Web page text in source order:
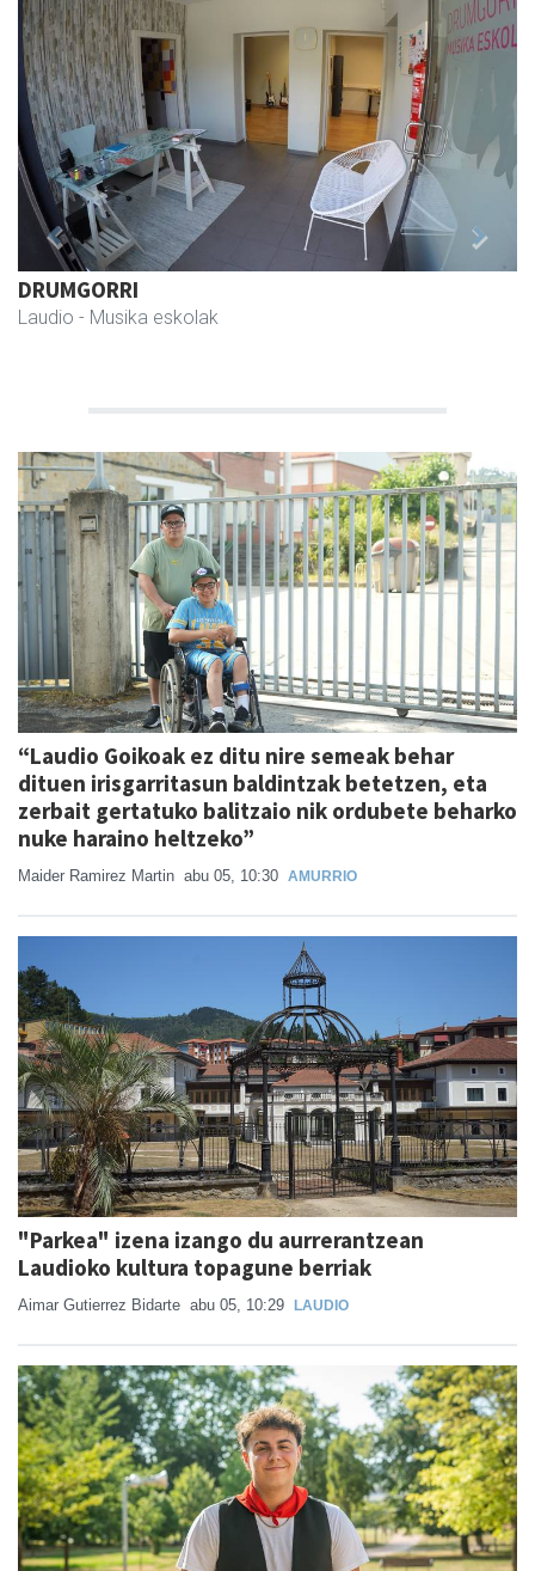
DRUMGORRI
Laudio - Musika eskolak
Previous Next
“Laudio Goikoak ez ditu nire semeak behar
dituen irisgarritasun baldintzak betetzen, eta
zerbait gertatuko balitzaio nik ordubete beharko
nuke haraino heltzeko”
Maider Ramirez Martin abu 05, 10:30 AMURRIO
"Parkea" izena izango du aurrerantzean
Laudioko kultura topagune berriak
Aimar Gutierrez Bidarte abu 05, 10:29 LAUDIO